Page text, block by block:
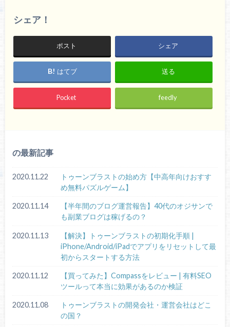
シェア！
ポスト シェア
はてブ 送る
Pocket feedly
の最新記事
2020.11.22
トゥーンブラストの始め方【中高年向けおすす
め無料パズルゲーム】
2020.11.14
【半年間のブログ運営報告】40代のオジサンで
も副業ブログは稼げるの？
2020.11.13
【解決】トゥーンブラストの初期化手順 |
iPhone/Android/iPadでアプリをリセットして最
初からスタートする方法
2020.11.12
【買ってみた】Compassをレビュー | 有料SEO
ツールって本当に効果があるのか検証
2020.11.08
トゥーンブラストの開発会社・運営会社はどこ
の国？